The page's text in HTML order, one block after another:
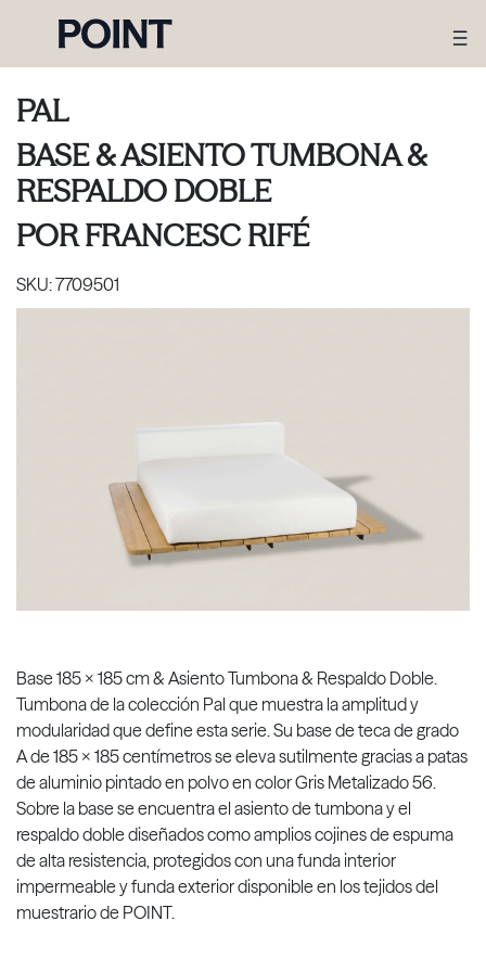
PAL
BASE & ASIENTO TUMBONA &
RESPALDO DOBLE
PORFRANCESC RIFÉ
SKU:7709501
Base 185 x 185 cm & Asiento Tumbona & Respaldo Doble.
Tumbona de la colección Pal que muestra la amplitud y
modularidad que define esta serie. Su base de teca de grado
A de 185 x 185 centímetros se eleva sutilmente gracias a patas
de aluminio pintado en polvo en color Gris Metalizado 56.
Sobre la base se encuentra el asiento de tumbona y el
respaldo doble diseñados como amplios cojines de espuma
de alta resistencia, protegidos con una funda interior
impermeable y funda exterior disponible en los tejidos del
muestrario de POINT.